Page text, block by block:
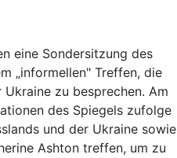
eine Sondersitzung des
„informellen" Treffen, die
zu besprechen. Am
des Spiegels zufolge
und der Ukraine sowie
Ashton treffen, um zu